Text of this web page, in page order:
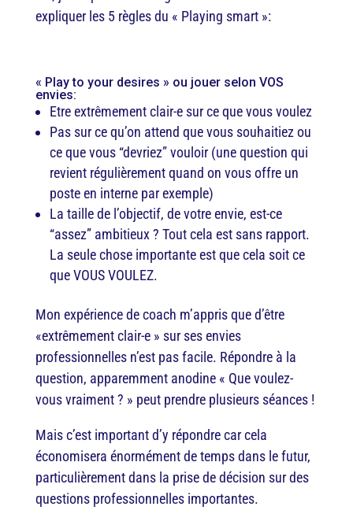
expliquer les 5 règles du « Playing smart »:
« Play to your desires » ou jouer selon VOS
envies:
Etre extrêmement clair-e sur ce que vous voulez
Pas sur ce qu’on attend que vous souhaitiez ou
ce que vous “devriez” vouloir (une question qui
revient régulièrement quand on vous offre un
poste en interne par exemple)
La taille de l’objectif, de votre envie, est-ce
“assez” ambitieux ? Tout cela est sans rapport.
La seule chose importante est que cela soit ce
que VOUS VOULEZ.
Mon expérience de coach m’appris que d’être
«extrêmement clair-e » sur ses envies
professionnelles n’est pas facile. Répondre à la
question, apparemment anodine « Que voulez-
vous vraiment ? » peut prendre plusieurs séances !
Mais c’est important d’y répondre car cela
économisera énormément de temps dans le futur,
particulièrement dans la prise de décision sur des
questions professionnelles importantes.